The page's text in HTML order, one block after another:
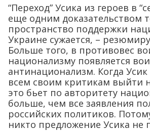
“Переход” Усика из героев в
еще одним доказательством
пространство поддержки
Украине сужается, –
Больше того, в противовес
национализму появляется
антинационализм. Когда Усик
всем своим критикам выйти
это бьет по авторитету
больше, чем все заявления
российских политиков.
никто предложение Усика не